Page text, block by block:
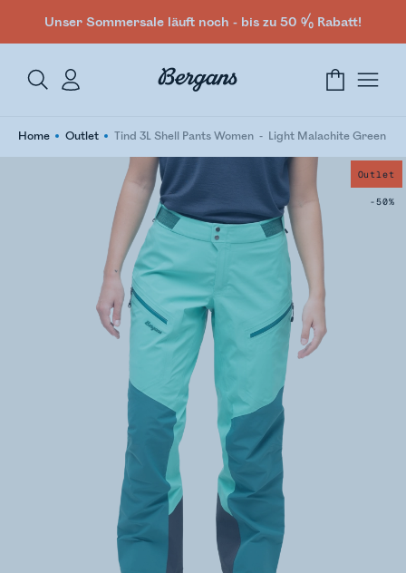
Unser Sommersale läuft noch - bis zu 50 % Rabatt!
Home Outlet Tind 3L Shell Pants Women Light Malachite Green
Outlet
-50%